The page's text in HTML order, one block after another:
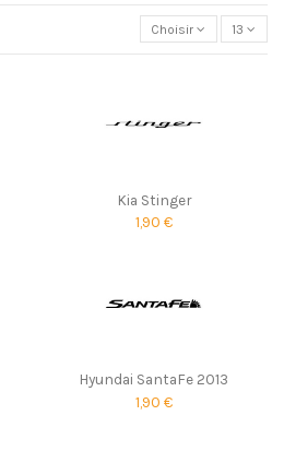
Choisir 13
Kia Stinger
1,90 €
Hyundai SantaFe 2013
1,90 €